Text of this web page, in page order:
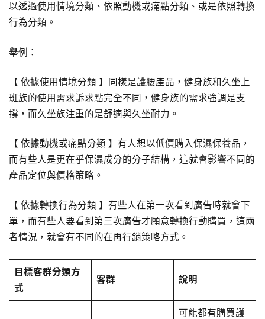
以透過使用情境分類、依照動機或痛點分類、或是依照轉換
行為分類。
舉例：
【 依據使用情境分類 】同樣是護腰產品，健身族和久坐上
班族的使用需求訴求點完全不同，健身族的需求強調是支
撐，而久坐族注重的是舒適與久坐耐力。
【 依據動機或痛點分類 】有人想以低價購入保濕保養品，
而有些人是更在乎保濕成分的分子結構，這就會影響不同的
產品定位與價格策略。
【 依據轉換行為分類 】有些人在第一次看到廣告時就會下
單，而有些人要看到第三次廣告才願意轉換行動購買，這兩
者情況，就會有不同的在再行銷策略方式。
目標客群分類方
式
客群 說明
可能都有購買護